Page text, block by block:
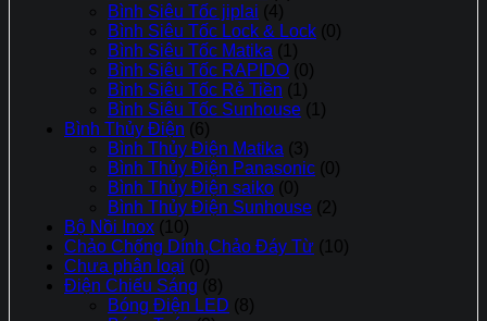
Bình Siêu Tốc jiplai (4)
Bình Siêu Tốc Lock & Lock (0)
Bình Siêu Tốc Matika (1)
Bình Siêu Tốc RAPIDO (0)
Bình Siêu Tốc Rẻ Tiền (1)
Bình Siêu Tốc Sunhouse (1)
Bình Thủy Điện (6)
Bình Thủy Điện Matika (3)
Bình Thủy Điện Panasonic (0)
Bình Thủy Điện saiko (0)
Bình Thủy Điện Sunhouse (2)
Bộ Nồi Inox (10)
Chảo Chống Dính,Chảo Đáy Từ (10)
Chưa phân loại (0)
Điện Chiếu Sáng (8)
Bóng Điện LED (8)